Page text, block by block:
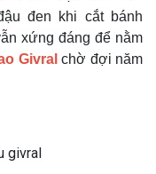
đen khi cắt bánh
xứng đáng để nằm
Givral chờ đợi năm